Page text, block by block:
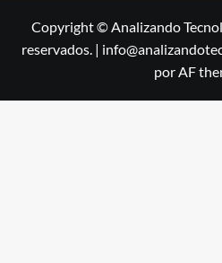
Copyright © Analizando
reservados. |
por AF